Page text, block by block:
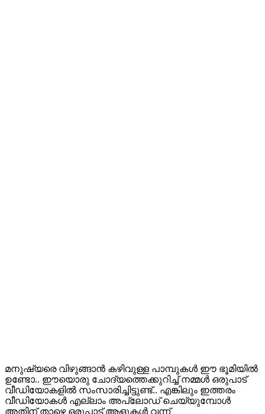
മനുഷ്യരെ വിഴുങ്ങാൻ കഴിവുള്ള പാമ്പുകൾ ഈ ഭൂമിയിൽ
ഉണ്ടോ.. ഈയൊരു ചോദ്യത്തെക്കുറിച്ച് നമ്മൾ ഒരുപാട്
വീഡിയോകളിൽ സംസാരിച്ചിട്ടുണ്ട്.. എങ്കിലും ഇത്തരം
വീഡിയോകൾ എല്ലാം അപ്‌ലോഡ് ചെയ്യുമ്പോൾ
അതിന് താഴെ ഒരുപാട് ആളുകൾ വന്ന്